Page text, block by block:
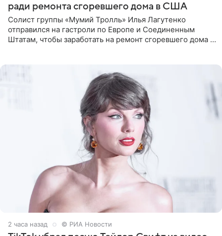
ради ремонта сгоревшего дома в США
Солист группы «Мумий Тролль» Илья Лагутенко
отправился на гастроли по Европе и Соединенным
Штатам, чтобы заработать на ремонт сгоревшего дома в
2 часа назад © РИА Новости